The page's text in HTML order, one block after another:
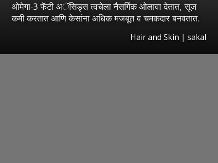
ओमेगा-3 फॅटी अॅसिड्स त्वचेला नैसर्गिक ओलावा देतात, सूज
कमी करतात आणि केसांना अधिक मजबूत व चमकदार बनवतात.
Hair and Skin | sakal